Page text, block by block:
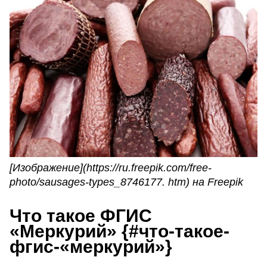
[Изображение](https://ru.freepik.com/free-
photo/sausages-types_8746177. htm) на Freepik
Что такое ФГИС
«Меркурий» {#что-такое-
фгис-«меркурий»}